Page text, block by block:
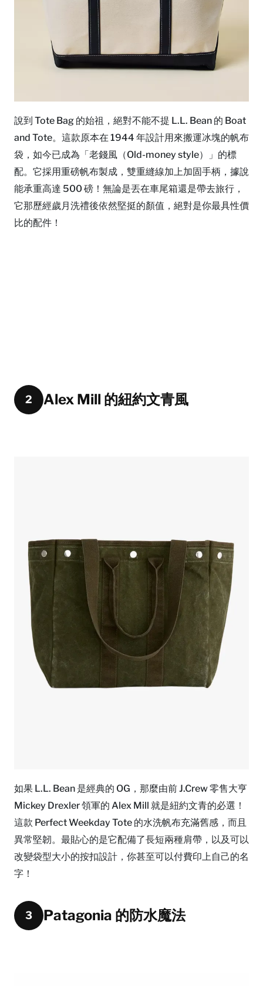
說到 Tote Bag 的始祖，絕對不能不提 L.L. Bean 的 Boat
and Tote。這款原本在 1944 年設計用來搬運冰塊的帆布
袋，如今已成為「老錢風（Old-money style）」的標
配。它採用重磅帆布製成，雙重縫線加上加固手柄，據說
能承重高達 500 磅！無論是丟在車尾箱還是帶去旅行，
它那歷經歲月洗禮後依然堅挺的顏值，絕對是你最具性價
比的配件！
2 Alex Mill 的紐約文青風
如果 L.L. Bean 是經典的 OG，那麼由前 J.Crew 零售大亨
Mickey Drexler 領軍的 Alex Mill 就是紐約文青的必選！
這款 Perfect Weekday Tote 的水洗帆布充滿舊感，而且
異常堅韌。最貼心的是它配備了長短兩種肩帶，以及可以
改變袋型大小的按扣設計，你甚至可以付費印上自己的名
字！
3 Patagonia 的防水魔法